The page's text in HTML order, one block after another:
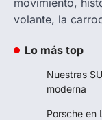
volante, la
Lo más top
Nuestras
moderna
Porsche en